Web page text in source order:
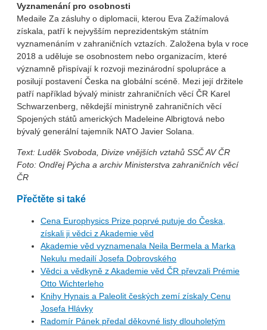
Vyznamenání pro osobnosti
Medaile Za zásluhy o diplomacii, kterou Eva Zažímalová
získala, patří k nejvyšším neprezidentským státním
vyznamenáním v zahraničních vztazích. Založena byla v roce
2018 a uděluje se osobnostem nebo organizacím, které
významně přispívají k rozvoji mezinárodní spolupráce a
posilují postavení Česka na globální scéně. Mezi její držitele
patří například bývalý ministr zahraničních věcí ČR Karel
Schwarzenberg, někdejší ministryně zahraničních věcí
Spojených států amerických Madeleine Albrigtová nebo
bývalý generální tajemník NATO Javier Solana.
Text: Luděk Svoboda, Divize vnějších vztahů SSČ AV ČR
Foto: Ondřej Pýcha a archiv Ministerstva zahraničních věcí
ČR
Přečtěte si také
Cena Europhysics Prize poprvé putuje do Česka,
získali ji vědci z Akademie věd
Akademie věd vyznamenala Neila Bermela a Marka
Nekulu medailí Josefa Dobrovského
Vědci a vědkyně z Akademie věd ČR převzali Prémie
Otto Wichterleho
Knihy Hynais a Paleolit českých zemí získaly Cenu
Josefa Hlávky
Radomír Pánek předal děkovné listy dlouholetým